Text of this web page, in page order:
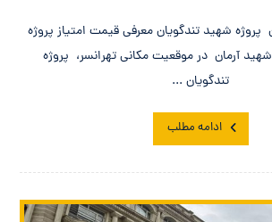
پروژه شهید تندگویان معرفی قیمت امتیاز پروژه
شهید آرمان در موقعیت مکانی تهرانسر، پروژه
تندگویان ...
ادامه مطلب